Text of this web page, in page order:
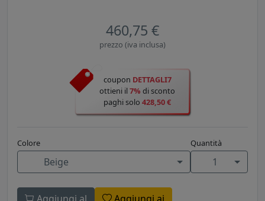
460,75 €
prezzo (iva inclusa)
coupon DETTAGLI7
ottieni il7% di sconto
paghi solo 428,50 €
Colore
Beige
Quantità
1